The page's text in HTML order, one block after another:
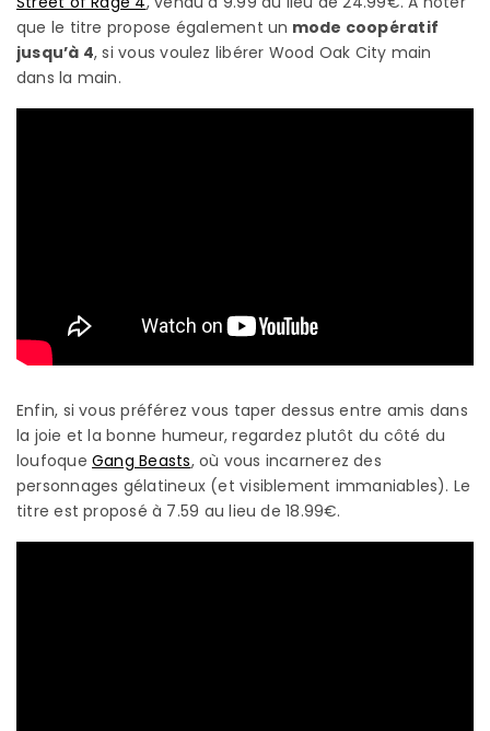
que le titre propose également un mode coopératif
jusqu’à 4, si vous voulez libérer Wood Oak City main
dans la main.
Enfin, si vous préférez vous taper dessus entre amis dans
la joie et la bonne humeur, regardez plutôt du côté du
loufoqueGang Beasts, où vous incarnerez des
personnages gélatineux (et visiblement immaniables). Le
titre est proposé à 7.59 au lieu de 18.99€.